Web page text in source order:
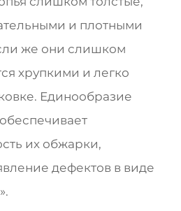
и плотными
же они слишком
хрупкими и легко
Единообразие
их обжарки,
дефектов в виде